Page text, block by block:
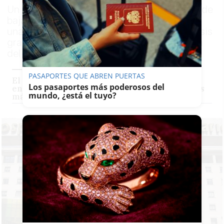
Un hombre de 37 años de El Palo continúa de
baja laboral después de que la picadura de
una araña violinista le provocara una necrosis
grave que hizo temer a su familia la pérdida
del brazo
El pez araña vuelve a las costas andaluzas: se
entierra en la orilla y su picadura es una de las
más dolorosas del verano
PASAPORTES QUE ABREN PUERTAS
Los pasaportes más poderosos del
mundo, ¿está el tuyo?